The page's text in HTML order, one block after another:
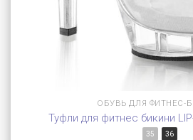
ОБУВЬ ДЛЯ ФИТНЕС-
Туфли для фитнес бикини
35 36